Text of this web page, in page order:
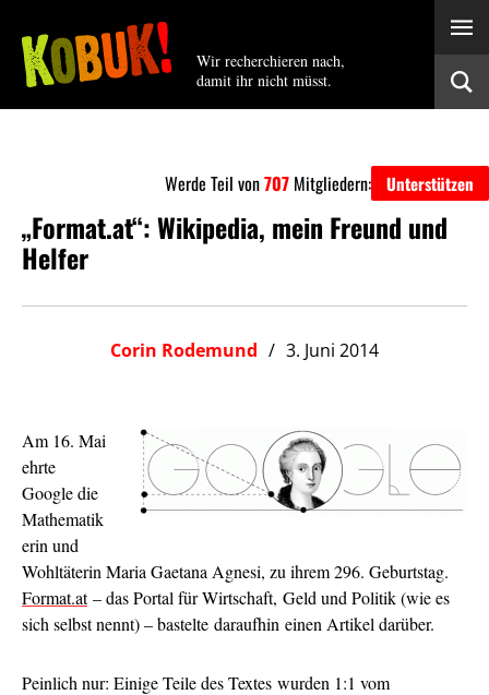
Wir recherchieren nach,
damit ihr nicht müsst.
Werde Teil von707 Mitgliedern: Unterstützen
„Format.at“: Wikipedia, mein Freund und
Helfer
Corin Rodemund 3. Juni 2014
Am 16. Mai
ehrte
Google die
Mathematik
erin und
Wohltäterin Maria Gaetana Agnesi, zu ihrem 296. Geburtstag.
Format.at– das Portal für Wirtschaft, Geld und Politik (wie es
sich selbst nennt) – bastelte daraufhin einen Artikel darüber.
Peinlich nur: Einige Teile des Textes wurden 1:1 vom